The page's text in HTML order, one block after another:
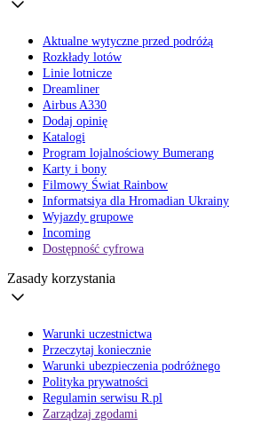
Aktualne wytyczne przed podróżą
Rozkłady lotów
Linie lotnicze
Dreamliner
Airbus A330
Dodaj opinię
Katalogi
Program lojalnościowy Bumerang
Karty i bony
Filmowy Świat Rainbow
Informatsiya dla Hromadian Ukrainy
Wyjazdy grupowe
Incoming
Dostępność cyfrowa
Zasady korzystania
Warunki uczestnictwa
Przeczytaj koniecznie
Warunki ubezpieczenia podróżnego
Polityka prywatności
Regulamin serwisu R.pl
Zarządzaj zgodami